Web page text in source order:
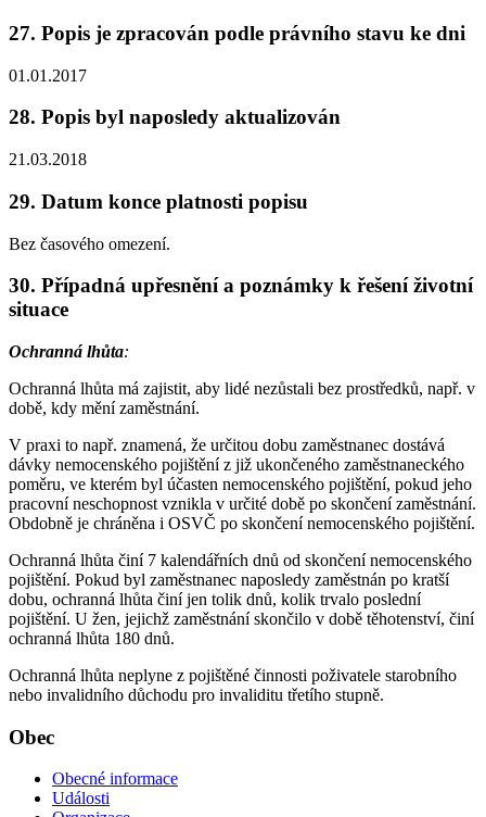
27. Popis je zpracován podle právního stavu ke dni
01.01.2017
28. Popis byl naposledy aktualizován
21.03.2018
29. Datum konce platnosti popisu
Bez časového omezení.
30. Případná upřesnění a poznámky k řešení životní
situace
Ochranná lhůta:
Ochranná lhůta má zajistit, aby lidé nezůstali bez prostředků, např. v
době, kdy mění zaměstnání.
V praxi to např. znamená, že určitou dobu zaměstnanec dostává
dávky nemocenského pojištění z již ukončeného zaměstnaneckého
poměru, ve kterém byl účasten nemocenského pojištění, pokud jeho
pracovní neschopnost vznikla v určité době po skončení zaměstnání.
Obdobně je chráněna i OSVČ po skončení nemocenského pojištění.
Ochranná lhůta činí 7 kalendářních dnů od skončení nemocenského
pojištění. Pokud byl zaměstnanec naposledy zaměstnán po kratší
dobu, ochranná lhůta činí jen tolik dnů, kolik trvalo poslední
pojištění. U žen, jejichž zaměstnání skončilo v době těhotenství, činí
ochranná lhůta 180 dnů.
Ochranná lhůta neplyne z pojištěné činnosti poživatele starobního
nebo invalidního důchodu pro invaliditu třetího stupně.
Obec
Obecné informace
Události